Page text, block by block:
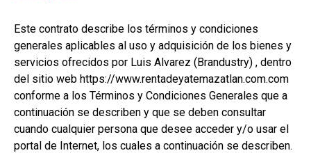
Este contrato describe los términos y condiciones
generales aplicables al uso y adquisición de los bienes y
servicios ofrecidos por Luis Alvarez (Brandustry) , dentro
del sitio web https://www.rentadeyatemazatlan.com.com
conforme a los Términos y Condiciones Generales que a
continuación se describen y que se deben consultar
cuando cualquier persona que desee acceder y/o usar el
portal de Internet, los cuales a continuación se describen.